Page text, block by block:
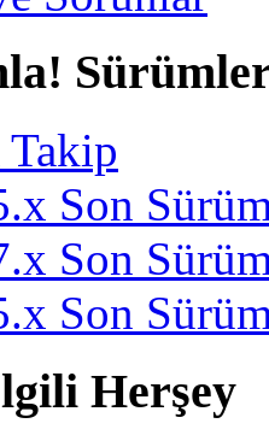
Takip
Son
Son
Son
Herşey